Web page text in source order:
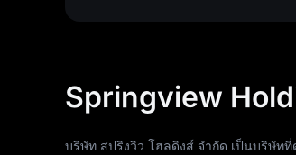
Springview
บริษัท สปริงวิว โฮลดิงส์ จำกัด เป็นบริษัท